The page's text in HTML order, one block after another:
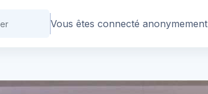
Vous êtes connecté anonymement